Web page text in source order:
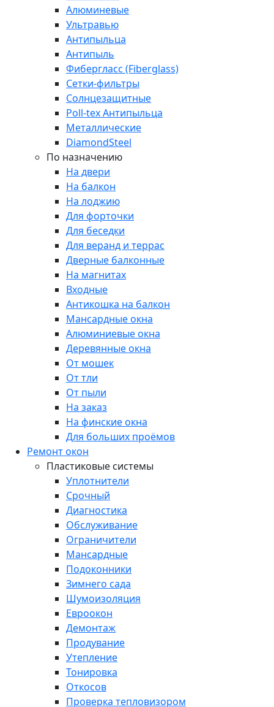
Алюминевые
Ультравью
Антипыльца
Антипыль
Фибергласс (Fiberglass)
Сетки-фильтры
Солнцезащитные
Poll-tex Антипыльца
Металлические
DiamondSteel
По назначению
На двери
На балкон
На лоджию
Для форточки
Для беседки
Для веранд и террас
Дверные балконные
На магнитах
Входные
Антикошка на балкон
Мансардные окна
Алюминиевые окна
Деревянные окна
От мошек
От тли
От пыли
На заказ
На финские окна
Для больших проёмов
Ремонт окон
Пластиковые системы
Уплотнители
Срочный
Диагностика
Обслуживание
Ограничители
Мансардные
Подоконники
Зимнего сада
Шумоизоляция
Евроокон
Демонтаж
Продувание
Утепление
Тонировка
Откосов
Проверка тепловизором